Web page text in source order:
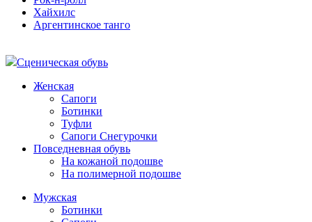
Хайхилс
Аргентинское танго
Сценическая обувь
Женская
Сапоги
Ботинки
Туфли
Сапоги Снегурочки
Повседневная обувь
На кожаной подошве
На полимерной подошве
Мужская
Ботинки